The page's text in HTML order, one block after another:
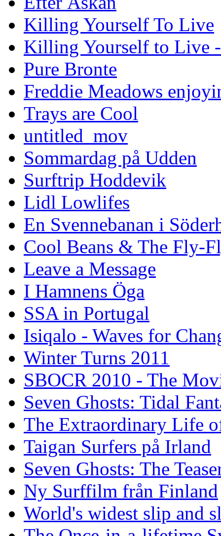
Killing Yourself To Live
Killing Yourself to Live -
Pure Bronte
Freddie Meadows
Trays are Cool
untitled_mov
Sommardag på Udden
Surftrip Hoddevik
Lidl Lowlifes
En Svennebanan i
Cool Beans & The Fly-
Leave a Message
I Hamnens Öga
SSA in Portugal
Isiqalo - Waves for
Winter Turns 2011
SBOCR 2010 - The
Seven Ghosts: Tidal
The Extraordinary Life
Taigan Surfers på Irland
Seven Ghosts: The
Ny Surffilm från Finland
World's widest slip and